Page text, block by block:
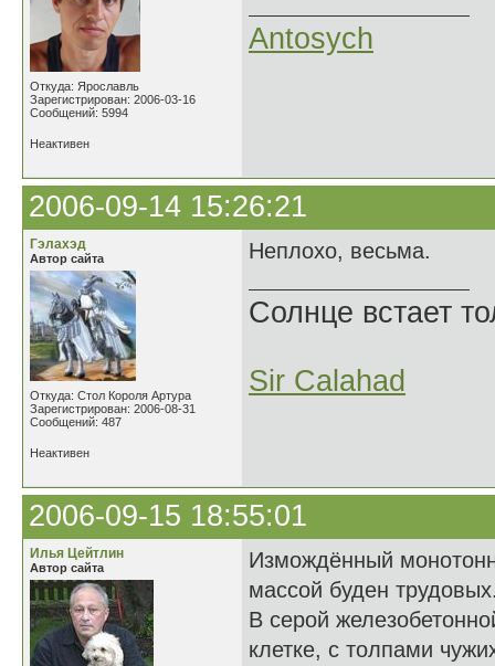
Откуда: Ярославль
Зарегистрирован: 2006-03-16
Сообщений: 5994
Antosych
Неактивен
2006-09-14 15:26:21
Гэлахэд
Автор сайта
Откуда: Стол Короля Артура
Зарегистрирован: 2006-08-31
Сообщений: 487
Неплохо, весьма.
Солнце встает
Sir Calahad
Неактивен
2006-09-15 18:55:01
Илья Цейтлин
Автор сайта
Измождённый
массой буден
В серой
клетке, с толпами